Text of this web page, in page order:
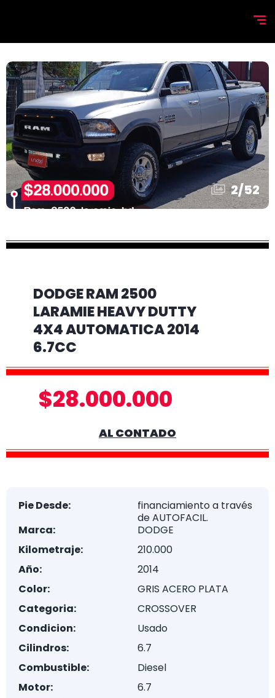
2/52
DODGE RAM 2500
LARAMIE HEAVY DUTTY
4X4 AUTOMATICA 2014
6.7CC
$28.000.000
AL CONTADO
Pie Desde:
financiamiento a través
de AUTOFACIL.
Marca:
DODGE
Kilometraje:
210.000
Año:
2014
Color:
GRIS ACERO PLATA
Categoria:
CROSSOVER
Condicion:
Usado
Cilindros:
6.7
Combustible:
Diesel
Motor:
6.7